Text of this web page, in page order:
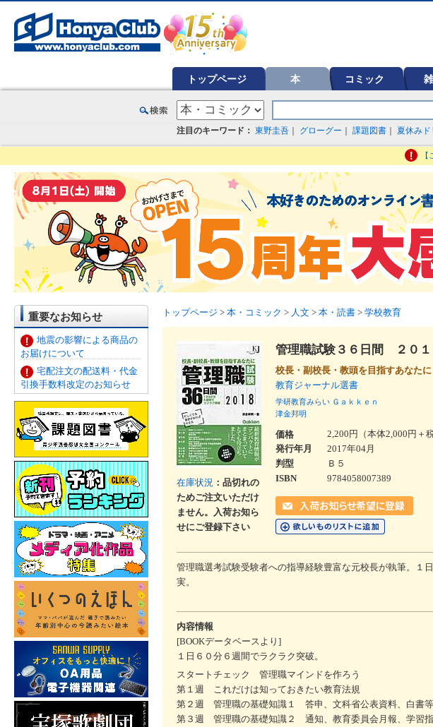
トップページ 本 コミック
注目のキーワード： 東野圭吾 グローグー 課題図書 夏休みド
重要なお知らせ
地震の影響による商品の
お届けについて
宅配注文の配送料・代金
引換手数料改定のお知らせ
トップページ > 本・コミック > 人文 > 本・読書 > 学校教育
在庫状況 ：品切れの
ためご注文いただけ
ません。入荷お知ら
せにご登録下さい
管理職試験３６日間 ２０１
校長・副校長・教頭を目指すあなたに
教育ジャーナル選書
学研教育みらい Ｇａｋｋｅｎ
津金邦明
価格
2,200円（本体2,000円＋税
発行年月
2017年04月
判型
Ｂ５
ISBN
9784058007389
管理職選考試験受験者への指導経験豊富な元校長が執筆。１
実。
内容情報
[BOOKデータベースより]
１日６０分６週間でラクラク突破。
スタートチェック 管理職マインドを作ろう
第１週 これだけは知っておきたい教育法規
第２週 管理職の基礎知識１ 答申、文科省公表資料、白書
第３週 管理職の基礎知識２ 通知、教育委員会月報、学習